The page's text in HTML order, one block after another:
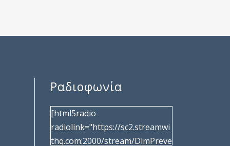
Ραδιοφωνία
[html5radio
radiolink="https://sc2.streamwi
thq.com:2000/stream/DimPreve